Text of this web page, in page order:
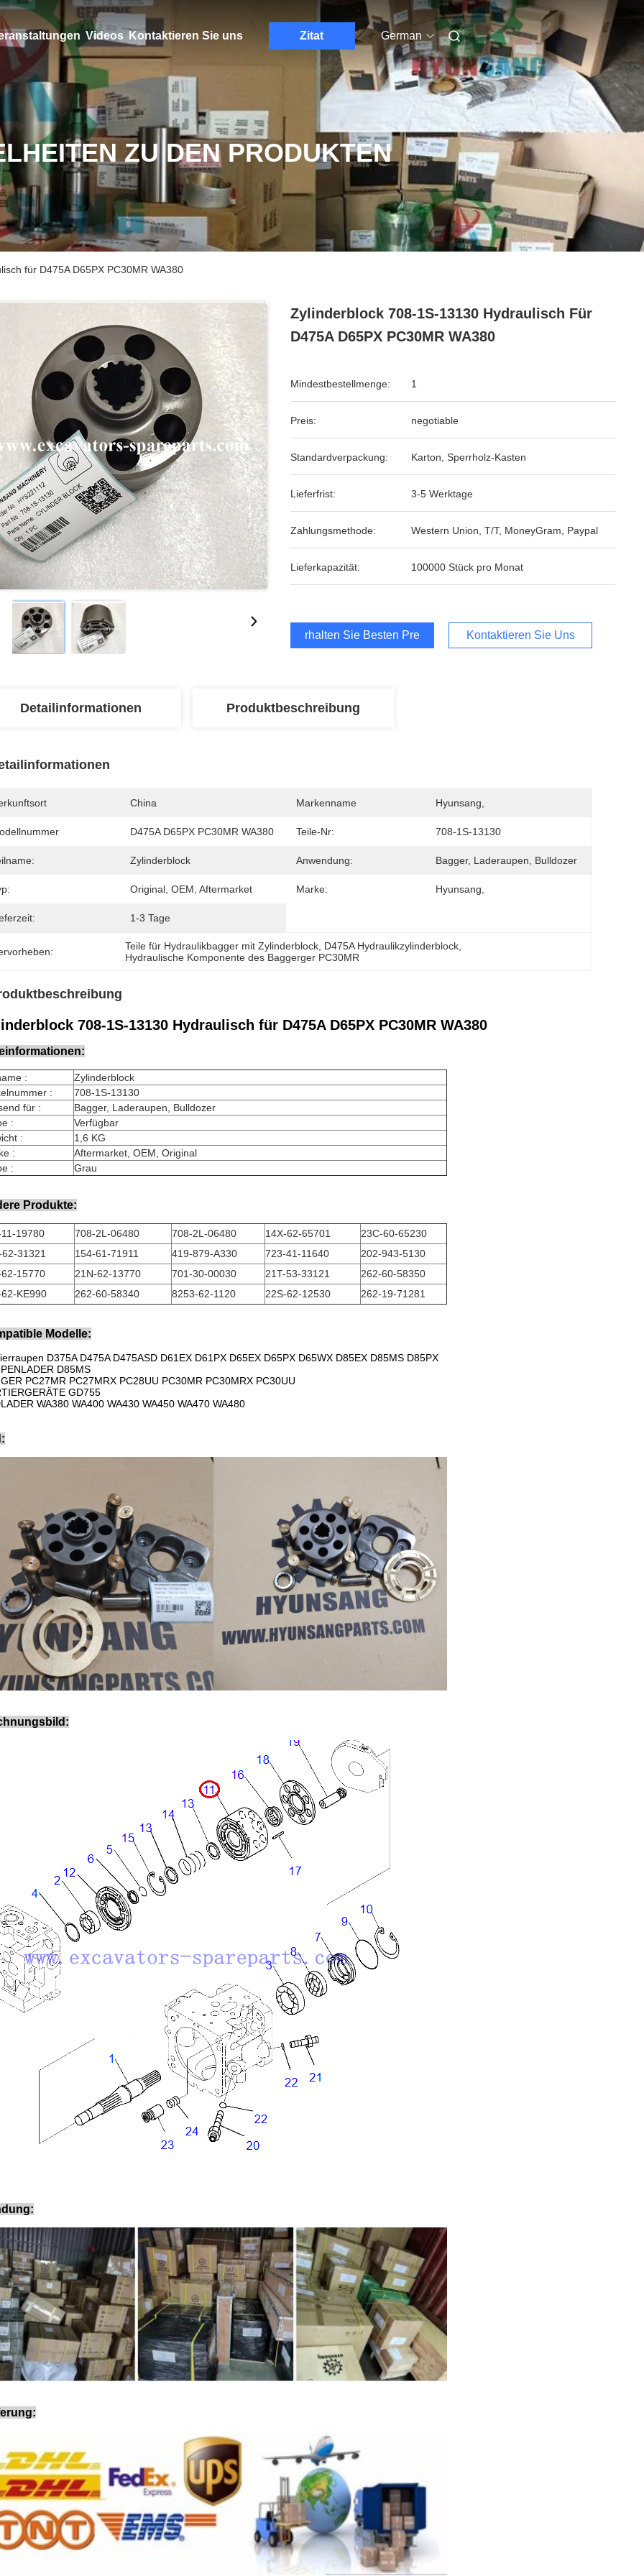
Videos Kontaktieren Sie uns Zitat German
ZU DEN PRODUKTEN
für D475A D65PX PC30MR WA380
Zylinderblock 708-1S-13130 ​​Hydraulisch Für
D475A D65PX PC30MR WA380
Mindestbestellmenge: 1
Preis: negotiable
Standardverpackung: Karton, Sperrholz-Kasten
Lieferfrist: 3-5 Werktage
Zahlungsmethode: Western Union, T/T, MoneyGram, Paypal
Lieferkapazität: 100000 Stück pro Monat
Erhalten Sie Besten Preis Kontaktieren Sie Uns
Detailinformationen Produktbeschreibung
China Markenname Hyunsang,
D475A D65PX PC30MR WA380 Teile-Nr: 708-1S-13130
Zylinderblock Anwendung: Bagger, Laderaupen, Bulldozer
Original, OEM, Aftermarket Marke: Hyunsang,
1-3 Tage
Teile für Hydraulikbagger mit Zylinderblock D475A Hydraulikzylinderblock
Hydraulische Komponente des Baggerger PC30MR
708-1S-13130 ​​Hydraulisch für D475A D65PX PC30MR WA380
:
Zylinderblock
:
708-1S-13130
für :
Bagger, Laderaupen, Bulldozer
:
Verfügbar
:
1,6 KG
:
Aftermarket, OEM, Original
:
Grau
Produkte:
19780 708-2L-06480 708-2L-06480 14X-62-65701
23C-60-65230
31321
154-61-71911 419-879-A330 723-41-11640
202-943-5130
15770
21N-62-13770 701-30-00030 21T-53-33121
262-60-58350
KE990
262-60-58340 8253-62-1120 22S-62-12530 262-19-71281
Modelle:
D375A D475A D475ASD D61EX D61PX D65EX D65PX D65WX D85EX D85MS D85PX
D85MS
PC27MR PC27MRX PC28UU PC30MR PC30MRX PC30UU
GD755
WA380 WA400 WA430 WA450 WA470 WA480